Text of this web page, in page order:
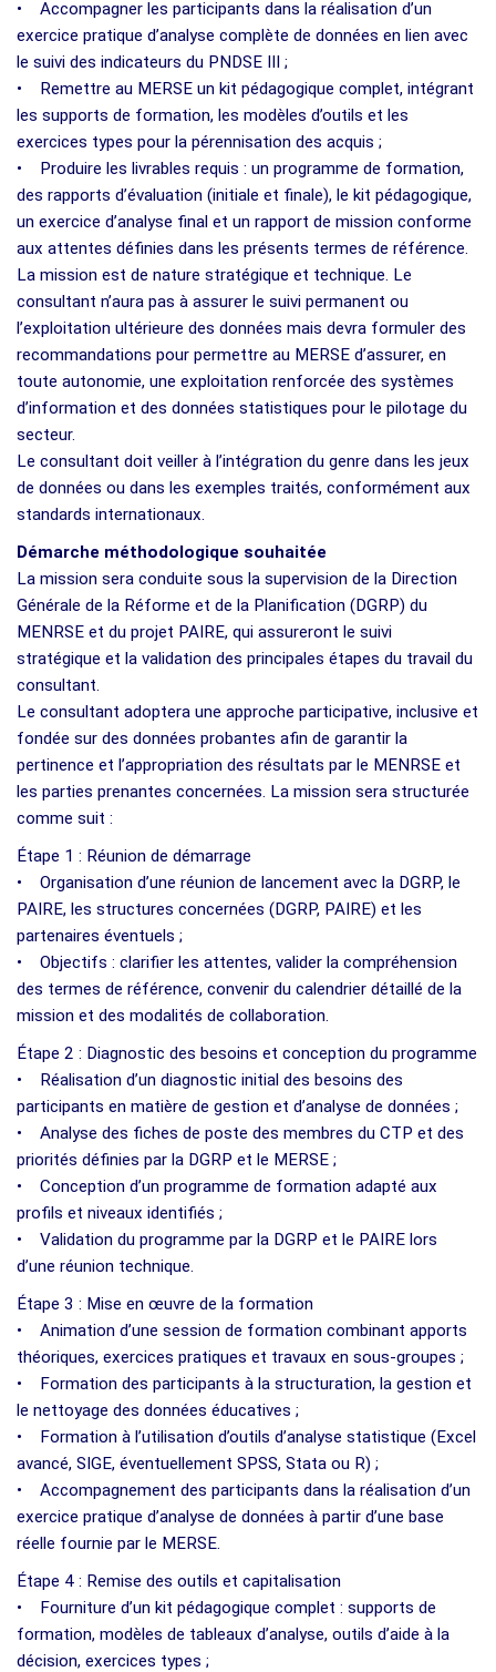
• Accompagner les participants dans la réalisation d’un
exercice pratique d’analyse complète de données en lien avec
le suivi des indicateurs du PNDSE III ;
• Remettre au MERSE un kit pédagogique complet, intégrant
les supports de formation, les modèles d’outils et les
exercices types pour la pérennisation des acquis ;
• Produire les livrables requis : un programme de formation,
des rapports d’évaluation (initiale et finale), le kit pédagogique,
un exercice d’analyse final et un rapport de mission conforme
aux attentes définies dans les présents termes de référence.
La mission est de nature stratégique et technique. Le
consultant n’aura pas à assurer le suivi permanent ou
l’exploitation ultérieure des données mais devra formuler des
recommandations pour permettre au MERSE d’assurer, en
toute autonomie, une exploitation renforcée des systèmes
d’information et des données statistiques pour le pilotage du
secteur.
Le consultant doit veiller à l’intégration du genre dans les jeux
de données ou dans les exemples traités, conformément aux
standards internationaux.
Démarche méthodologique souhaitée
La mission sera conduite sous la supervision de la Direction
Générale de la Réforme et de la Planification (DGRP) du
MENRSE et du projet PAIRE, qui assureront le suivi
stratégique et la validation des principales étapes du travail du
consultant.
Le consultant adoptera une approche participative, inclusive et
fondée sur des données probantes afin de garantir la
pertinence et l’appropriation des résultats par le MENRSE et
les parties prenantes concernées. La mission sera structurée
comme suit :
Étape 1 : Réunion de démarrage
• Organisation d’une réunion de lancement avec la DGRP, le
PAIRE, les structures concernées (DGRP, PAIRE) et les
partenaires éventuels ;
• Objectifs : clarifier les attentes, valider la compréhension
des termes de référence, convenir du calendrier détaillé de la
mission et des modalités de collaboration.
Étape 2 : Diagnostic des besoins et conception du programme
• Réalisation d’un diagnostic initial des besoins des
participants en matière de gestion et d’analyse de données ;
• Analyse des fiches de poste des membres du CTP et des
priorités définies par la DGRP et le MERSE ;
• Conception d’un programme de formation adapté aux
profils et niveaux identifiés ;
• Validation du programme par la DGRP et le PAIRE lors
d’une réunion technique.
Étape 3 : Mise en œuvre de la formation
• Animation d’une session de formation combinant apports
théoriques, exercices pratiques et travaux en sous-groupes ;
• Formation des participants à la structuration, la gestion et
le nettoyage des données éducatives ;
• Formation à l’utilisation d’outils d’analyse statistique (Excel
avancé, SIGE, éventuellement SPSS, Stata ou R) ;
• Accompagnement des participants dans la réalisation d’un
exercice pratique d’analyse de données à partir d’une base
réelle fournie par le MERSE.
Étape 4 : Remise des outils et capitalisation
• Fourniture d’un kit pédagogique complet : supports de
formation, modèles de tableaux d’analyse, outils d’aide à la
décision, exercices types ;